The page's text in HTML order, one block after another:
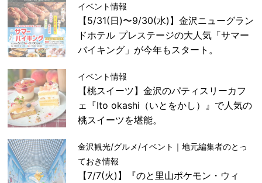
イベント情報
【5/31(日)〜9/30(水)】金沢ニューグラン
ドホテル プレステージの大人気「サマー
バイキング」が今年もスタート。
イベント情報
【桃スイーツ】金沢のパティスリーカフ
ェ『Ito okashi（いとをかし）』で人気の
桃スイーツを堪能。
金沢観光/グルメ/イベント｜地元編集者のとっ
ておき情報
【7/7(火)】『のと里山ポケモン・ウィ